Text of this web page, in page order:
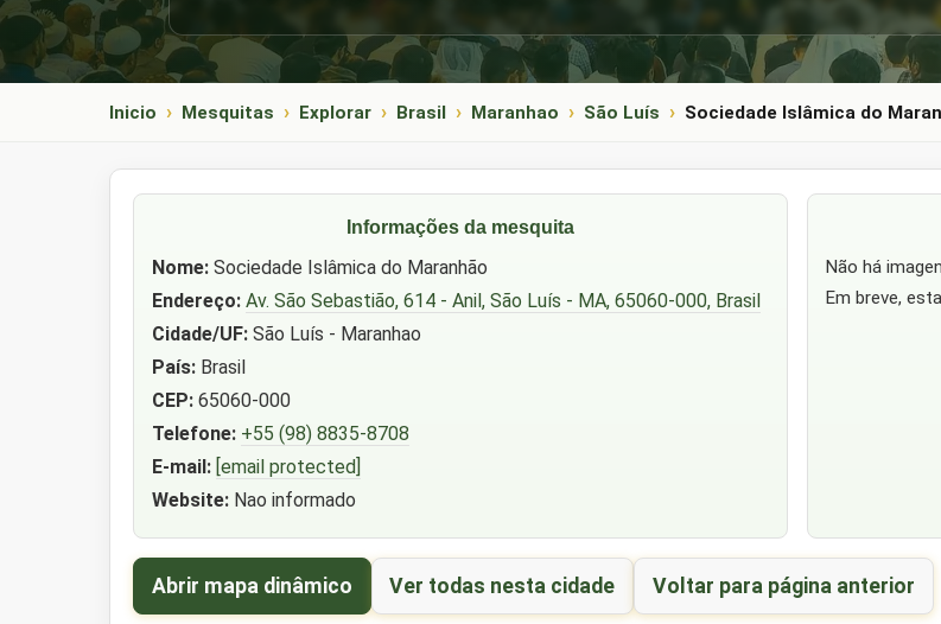
Inicio Mesquitas Explorar Brasil Maranhao São Luís Sociedade Islâmica do
Informações da mesquita
Nome:Sociedade Islâmica do Maranhão
Endereço: Av. São Sebastião, 614 - Anil, São Luís - MA, 65060-000, Brasil
Cidade/UF:São Luís - Maranhao
País:Brasil
CEP:65060-000
Telefone: +55 (98) 8835-8708
E-mail: [email protected]
Website:Nao informado
Não há
Em breve,
Abrir mapa dinâmico Ver todas nesta cidade Voltar para página anterior